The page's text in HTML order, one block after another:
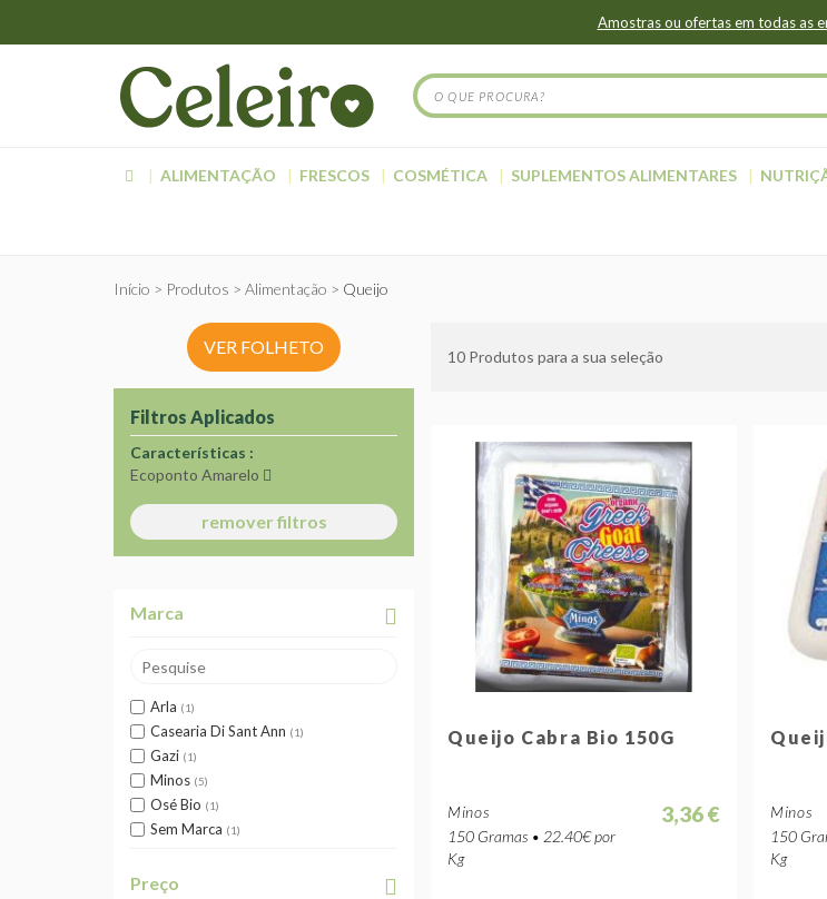
Amostras ou ofertas em todas as
ALIMENTAÇÃO FRESCOS COSMÉTICA SUPLEMENTOS ALIMENTARES
Início Produtos Alimentação Queijo
10 Produtos para a sua seleção
Queijo Cabra Bio 150G
Minos
150 Gramas • 22.40€ por
Kg
3,36 €
Minos
150
Kg
VER FOLHETO
Filtros Aplicados
Características
Ecoponto Amarelo
remover filtros
Marca
Arla 1
Casearia Di Sant Ann 1
Gazi 1
Minos 5
Osé Bio 1
Sem Marca 1
Preço